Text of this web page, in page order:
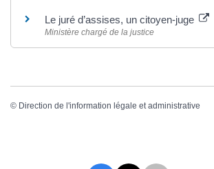
Le juré d’assises, un citoyen-juge
Ministère chargé de la justice
© Direction de l'information légale et administrative